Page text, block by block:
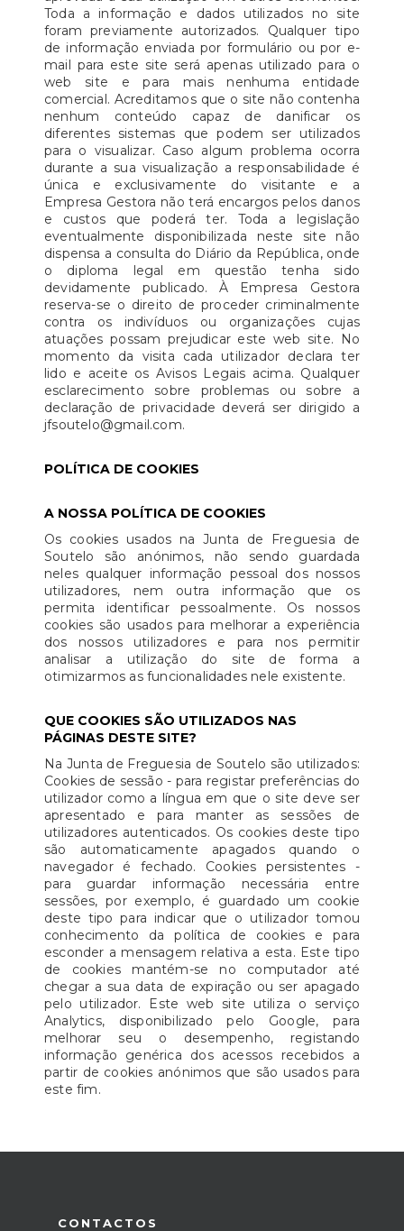
Toda a informação e dados utilizados no site
foram previamente autorizados. Qualquer tipo
de informação enviada por formulário ou por e-
mail para este site será apenas utilizado para o
web site e para mais nenhuma entidade
comercial. Acreditamos que o site não contenha
nenhum conteúdo capaz de danificar os
diferentes sistemas que podem ser utilizados
para o visualizar. Caso algum problema ocorra
durante a sua visualização a responsabilidade é
única e exclusivamente do visitante e a
Empresa Gestora não terá encargos pelos danos
e custos que poderá ter. Toda a legislação
eventualmente disponibilizada neste site não
dispensa a consulta do Diário da República, onde
o diploma legal em questão tenha sido
devidamente publicado. À Empresa Gestora
reserva-se o direito de proceder criminalmente
contra os indivíduos ou organizações cujas
atuações possam prejudicar este web site. No
momento da visita cada utilizador declara ter
lido e aceite os Avisos Legais acima. Qualquer
esclarecimento sobre problemas ou sobre a
declaração de privacidade deverá ser dirigido a
jfsoutelo@gmail.com.
POLÍTICA DE COOKIES
A NOSSA POLÍTICA DE COOKIES
Os cookies usados na Junta de Freguesia de
Soutelo são anónimos, não sendo guardada
neles qualquer informação pessoal dos nossos
utilizadores, nem outra informação que os
permita identificar pessoalmente. Os nossos
cookies são usados para melhorar a experiência
dos nossos utilizadores e para nos permitir
analisar a utilização do site de forma a
otimizarmos as funcionalidades nele existente.
QUE COOKIES SÃO UTILIZADOS NAS
PÁGINAS DESTE SITE?
Na Junta de Freguesia de Soutelo são utilizados:
Cookies de sessão - para registar preferências do
utilizador como a língua em que o site deve ser
apresentado e para manter as sessões de
utilizadores autenticados. Os cookies deste tipo
são automaticamente apagados quando o
navegador é fechado. Cookies persistentes -
para guardar informação necessária entre
sessões, por exemplo, é guardado um cookie
deste tipo para indicar que o utilizador tomou
conhecimento da política de cookies e para
esconder a mensagem relativa a esta. Este tipo
de cookies mantém-se no computador até
chegar a sua data de expiração ou ser apagado
pelo utilizador. Este web site utiliza o serviço
Analytics, disponibilizado pelo Google, para
melhorar seu o desempenho, registando
informação genérica dos acessos recebidos a
partir de cookies anónimos que são usados para
este fim.
CONTACTOS